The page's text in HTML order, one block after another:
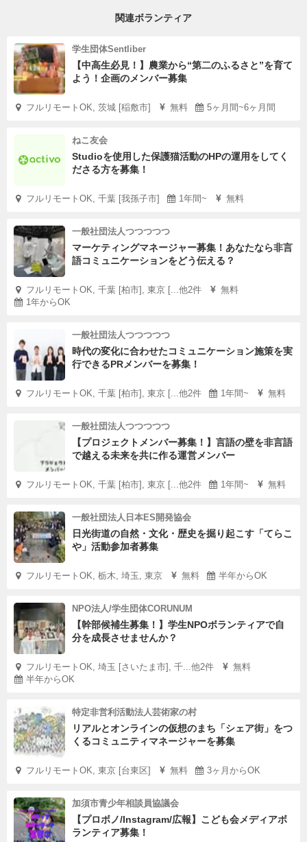
関連ボランティア
学生団体Sentliber
【中高生必見！】農業から“第二のふるさと”を育て
よう！企画のメンバー募集
フルリモートOK, 茨城 [稲敷市] 無料 5ヶ月間~6ヶ月間
ねこ友会
Studioを使用した保護猫活動のHPの運用をしてく
ださる方を募集！
フルリモートOK, 千葉 [我孫子市] 1年間~ 無料
一般社団法人つつつつつ
マーケティングマネージャー募集！あなたなら非言
語コミュニケーションをどう伝える？
フルリモートOK, 千葉 [柏市], 東京 [...他2件
無料
1年からOK
一般社団法人つつつつつ
時代の変化に合わせたコミュニケーション施策を実
行できるPRメンバーを募集！
フルリモートOK, 千葉 [柏市], 東京 [...他2件 1年間~ 無料
一般社団法人つつつつつ
【プロジェクトメンバー募集！】言語の壁を非言語
で越える未来を共に作る運営メンバー
フルリモートOK, 千葉 [柏市], 東京 [...他2件 1年間~ 無料
一般社団法人日本ES開発協会
日光街道の自然・文化・歴史を掘り起こす「てらこ
や」活動参加者募集
フルリモートOK, 栃木, 埼玉, 東京 無料 半年からOK
NPO法人/学生団体CORUNUM
【幹部候補生募集！】学生NPOボランティアで自
分を成長させませんか？
フルリモートOK, 埼玉 [さいたま市], 千...他2件
無料
半年からOK
特定非営利活動法人芸術家の村
リアルとオンラインの仮想のまち「シェア街」をつ
くるコミュニティマネージャーを募集
フルリモートOK, 東京 [台東区] 無料 3ヶ月からOK
加須市青少年相談員協議会
【プロボノ/Instagram/広報】こども会メディアボ
ランティア募集！